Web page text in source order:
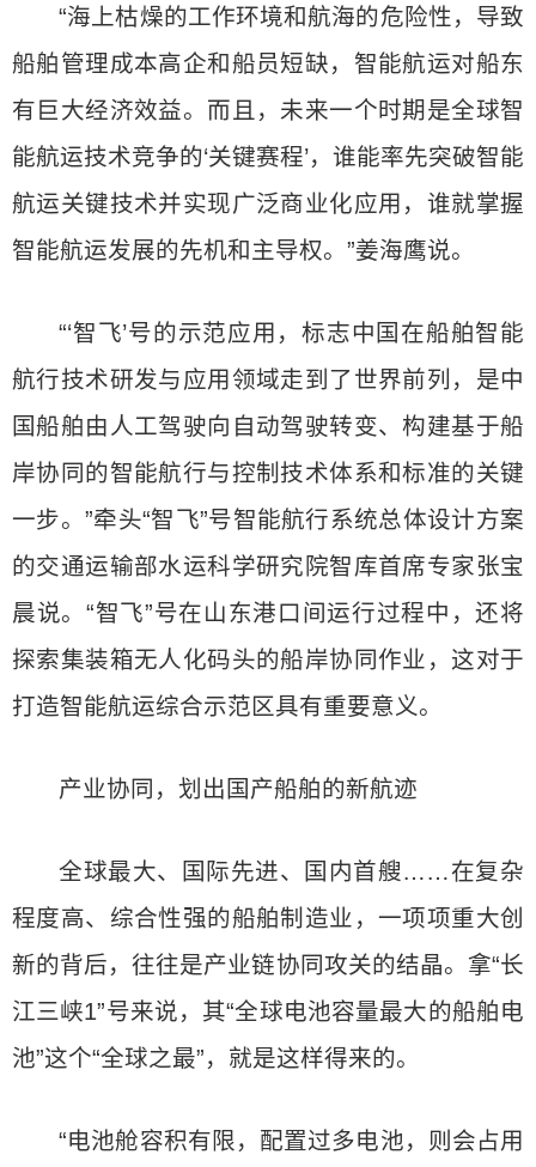
“海上枯燥的工作环境和航海的危险性，导致
船舶管理成本高企和船员短缺，智能航运对船东
有巨大经济效益。而且，未来一个时期是全球智
能航运技术竞争的‘关键赛程’，谁能率先突破智能
航运关键技术并实现广泛商业化应用，谁就掌握
智能航运发展的先机和主导权。”姜海鹰说。
“‘智飞’号的示范应用，标志中国在船舶智能
航行技术研发与应用领域走到了世界前列，是中
国船舶由人工驾驶向自动驾驶转变、构建基于船
岸协同的智能航行与控制技术体系和标准的关键
一步。”牵头“智飞”号智能航行系统总体设计方案
的交通运输部水运科学研究院智库首席专家张宝
晨说。“智飞”号在山东港口间运行过程中，还将
探索集装箱无人化码头的船岸协同作业，这对于
打造智能航运综合示范区具有重要意义。
产业协同，划出国产船舶的新航迹
全球最大、国际先进、国内首艘……在复杂
程度高、综合性强的船舶制造业，一项项重大创
新的背后，往往是产业链协同攻关的结晶。拿“长
江三峡1”号来说，其“全球电池容量最大的船舶电
池”这个“全球之最”，就是这样得来的。
“电池舱容积有限，配置过多电池，则会占用